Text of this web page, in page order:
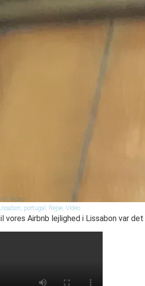
, Video
, portugal , Rejse, Video
vores Airbnb lejlighed i Lissabon var